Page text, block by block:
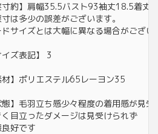
寸約】肩幅35.5バスト93袖丈18.5着丈
は多少の誤差がございます。
ドサイズとは大幅に異なる場合がござい
イズ表記】 3
材】ポリエステル65レーヨン35
態】毛羽立ち感少々程度の着用感が見
く目立ったダメージは見受けられず
好です